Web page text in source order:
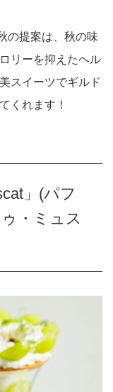
の提案は、秋の味
リーを抑えたヘル
スイーツでギルド
くれます！
」(パフ
・ミュス